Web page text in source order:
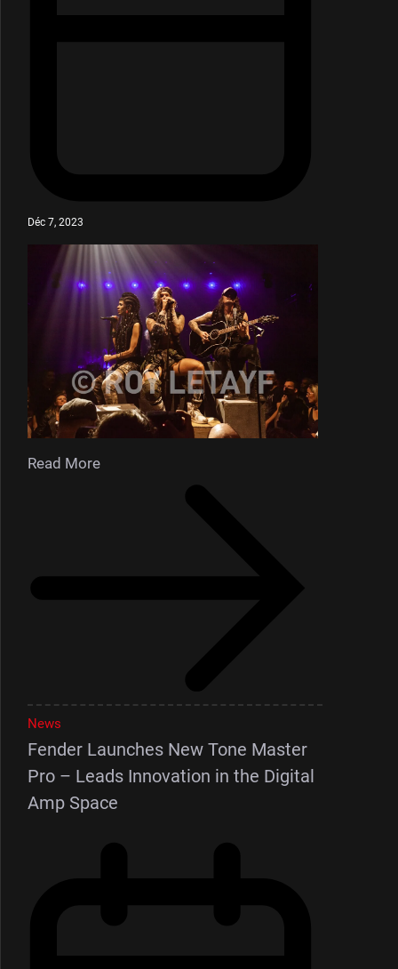
Déc 7, 2023
Read More
News
Fender Launches New Tone Master
Pro – Leads Innovation in the Digital
Amp Space